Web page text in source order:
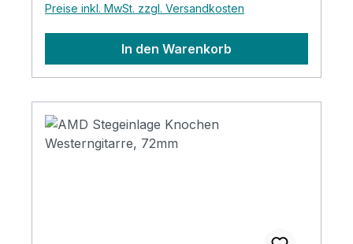
Preise inkl. MwSt. zzgl. Versandkosten
In den Warenkorb